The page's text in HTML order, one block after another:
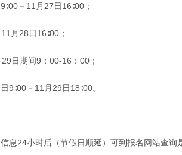
－11月27日16∶00；
月28日16∶00；
日期间9：00-16：00；
9∶00－11月29日18∶00。
息24小时后（节假日顺延）可到报名网站查询